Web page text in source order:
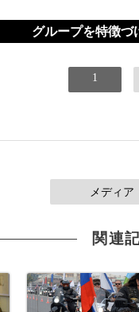
グループを特徴づ
1
メディ
関連